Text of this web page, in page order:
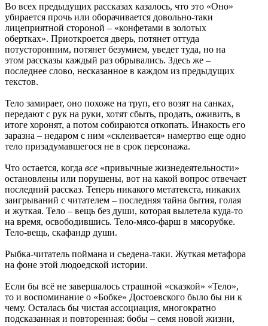
Во всех предыдущих рассказах казалось, что это «Оно»
убирается прочь или оборачивается довольно-таки
лицеприятной стороной – «конфетами в золотых
обертках». Приоткроется дверь, потянет оттуда
потусторонним, потянет безумием, уведет туда, но на
этом рассказы каждый раз обрывались. Здесь же –
последнее слово, несказанное в каждом из предыдущих
текстов.
Тело замирает, оно похоже на труп, его возят на санках,
передают с рук на руки, хотят сбыть, продать, оживить, в
итоге хоронят, а потом собираются откопать. Инакость его
заразна – недаром с ним «склеивается» намертво еще одно
тело призадумавшегося не в срок персонажа.
Что остается, когда все «привычные жизнедеятельности»
остановлены или порушены, вот на какой вопрос отвечает
последний рассказ. Теперь никакого метатекста, никаких
заигрываний с читателем – последняя тайна бытия, голая
и жуткая. Тело – вещь без души, которая вылетела куда-то
на время, освободившись. Тело-мясо-фарш в мясорубке.
Тело-вещь, скафандр души.
Рыбка-читатель поймана и съедена-таки. Жуткая метафора
на фоне этой людоедской истории.
Если бы всё не завершалось страшной «сказкой» «Тело»,
то и воспоминание о «Бобке» Достоевского было бы ни к
чему. Осталась бы чистая ассоциация, многократно
подсказанная и повторенная: бобы – семя новой жизни,